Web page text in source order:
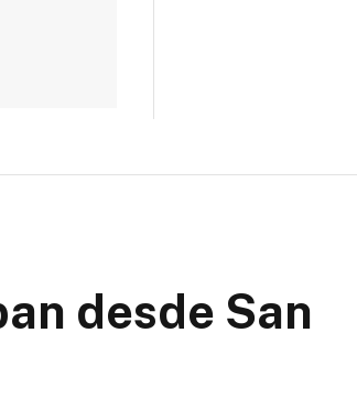
desde San